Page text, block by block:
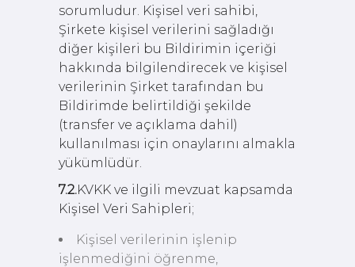
sorumludur. Kişisel veri sahibi,
Şirkete kişisel verilerini sağladığı
diğer kişileri bu Bildirimin içeriği
hakkında bilgilendirecek ve kişisel
verilerinin Şirket tarafından bu
Bildirimde belirtildiği şekilde
(transfer ve açıklama dahil)
kullanılması için onaylarını almakla
yükümlüdür.
7.2.KVKK ve ilgili mevzuat kapsamda
Kişisel Veri Sahipleri;
Kişisel verilerinin işlenip
işlenmediğini öğrenme,